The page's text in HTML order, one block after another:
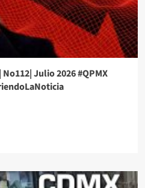
Julio 2026 #QPMX